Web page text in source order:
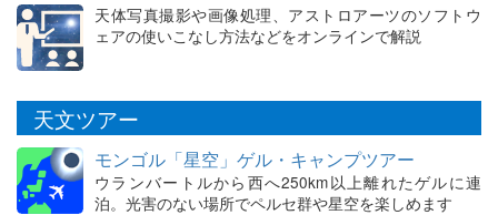
天体写真撮影や画像処理、アストロアーツのソフトウ
ェアの使いこなし方法などをオンラインで解説
天文ツアー
モンゴル「星空」ゲル・キャンプツアー
ウランバートルから西へ250km以上離れたゲルに連
泊。光害のない場所でペルセ群や星空を楽しめます